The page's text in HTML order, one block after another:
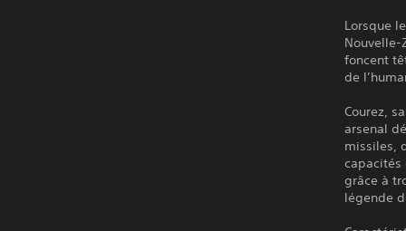
Lorsque
Nouvelle-
foncent
de
Courez,
arsenal
missiles,
capacités
grâce à
légende